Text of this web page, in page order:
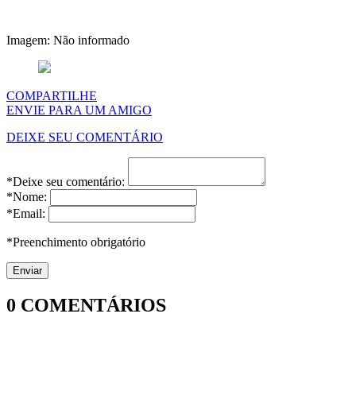
Imagem: Não informado
COMPARTILHE
ENVIE PARA UM AMIGO
DEIXE SEU COMENTÁRIO
*Deixe seu comentário:
*Nome:
*Email:
*Preenchimento obrigatório
0 COMENTÁRIOS